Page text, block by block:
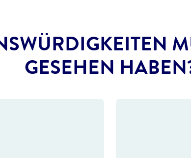
GESEHEN